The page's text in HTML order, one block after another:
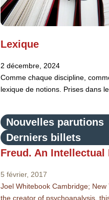
Lexique
2 décembre, 2024
Comme chaque discipline,
lexique de notions. Prises dans
Nouvelles parutions
Derniers billets
Freud. An Intellectual
5 février, 2017
Joel Whitebook Cambridge;
the creator of psychoanalysis,